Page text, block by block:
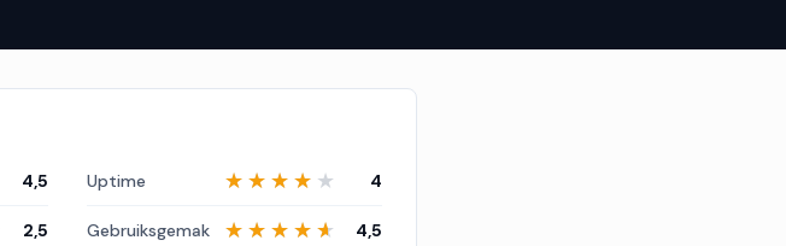
4,5 Uptime ★★★★★
★★★★★ 4
2,5 Gebruiksgemak ★★★★★
★★★★★ 4,5